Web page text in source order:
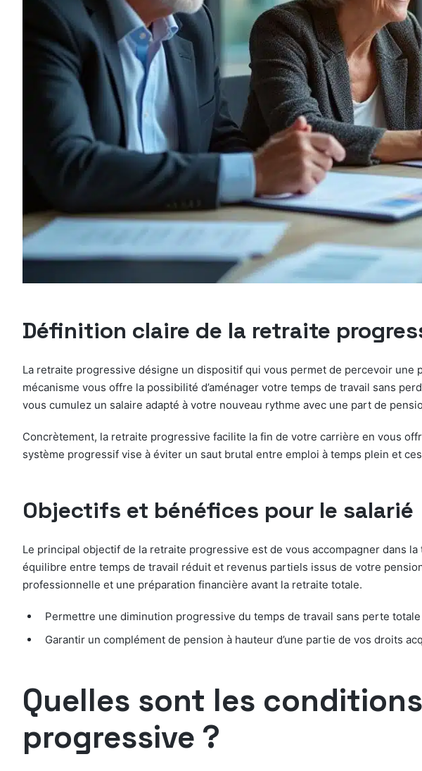
Définition claire de la retraite
La retraite progressive désigne un dispositif qui vous permet de percevoir
mécanisme vous offre la possibilité d’aménager votre temps de travail sans
vous cumulez un salaire adapté à votre nouveau rythme avec une part de
Concrètement, la retraite progressive facilite la fin de votre carrière en vous
système progressif vise à éviter un saut brutal entre emploi à temps plein et
Objectifs et bénéfices pour le salarié
Le principal objectif de la retraite progressive est de vous accompagner dans
équilibre entre temps de travail réduit et revenus partiels issus de votre
professionnelle et une préparation financière avant la retraite totale.
Permettre une diminution progressive du temps de travail sans perte
Garantir un complément de pension à hauteur d’une partie de vos droits
Quelles sont les
progressive ?